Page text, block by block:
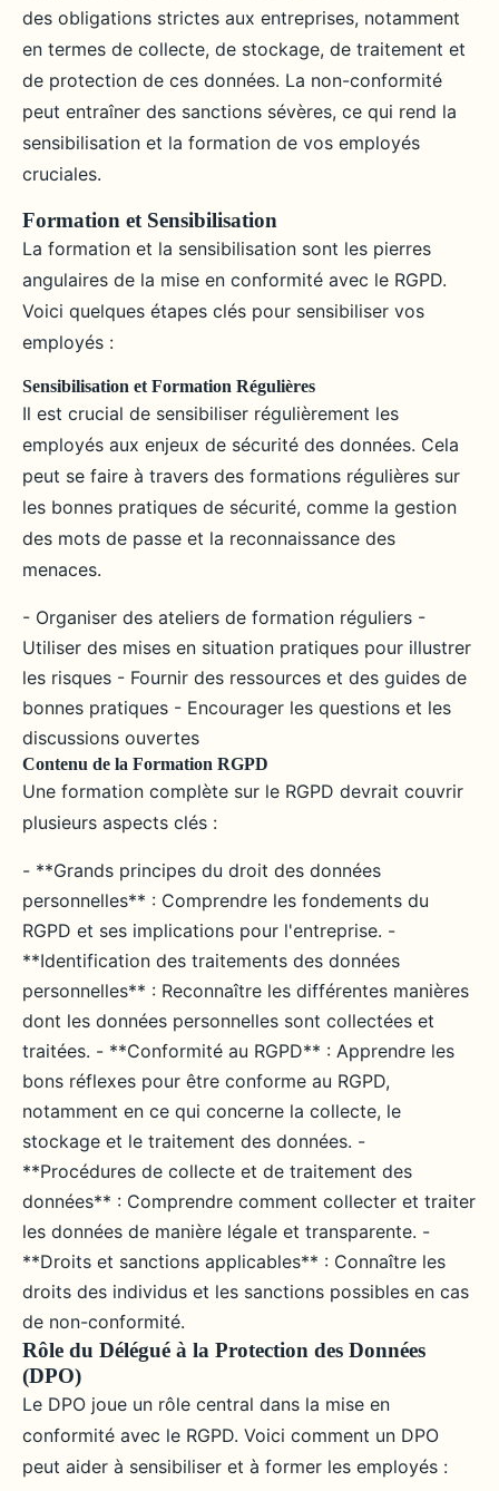
des obligations strictes aux entreprises, notamment
en termes de collecte, de stockage, de traitement et
de protection de ces données. La non-conformité
peut entraîner des sanctions sévères, ce qui rend la
sensibilisation et la formation de vos employés
cruciales.
Formation et Sensibilisation
La formation et la sensibilisation sont les pierres
angulaires de la mise en conformité avec le RGPD.
Voici quelques étapes clés pour sensibiliser vos
employés :
Sensibilisation et Formation Régulières
Il est crucial de sensibiliser régulièrement les
employés aux enjeux de sécurité des données. Cela
peut se faire à travers des formations régulières sur
les bonnes pratiques de sécurité, comme la gestion
des mots de passe et la reconnaissance des
menaces.
- Organiser des ateliers de formation réguliers -
Utiliser des mises en situation pratiques pour illustrer
les risques - Fournir des ressources et des guides de
bonnes pratiques - Encourager les questions et les
discussions ouvertes
Contenu de la Formation RGPD
Une formation complète sur le RGPD devrait couvrir
plusieurs aspects clés :
- **Grands principes du droit des données
personnelles** : Comprendre les fondements du
RGPD et ses implications pour l'entreprise. -
**Identification des traitements des données
personnelles** : Reconnaître les différentes manières
dont les données personnelles sont collectées et
traitées. - **Conformité au RGPD** : Apprendre les
bons réflexes pour être conforme au RGPD,
notamment en ce qui concerne la collecte, le
stockage et le traitement des données. -
**Procédures de collecte et de traitement des
données** : Comprendre comment collecter et traiter
les données de manière légale et transparente. -
**Droits et sanctions applicables** : Connaître les
droits des individus et les sanctions possibles en cas
de non-conformité.
Rôle du Délégué à la Protection des Données
(DPO)
Le DPO joue un rôle central dans la mise en
conformité avec le RGPD. Voici comment un DPO
peut aider à sensibiliser et à former les employés :